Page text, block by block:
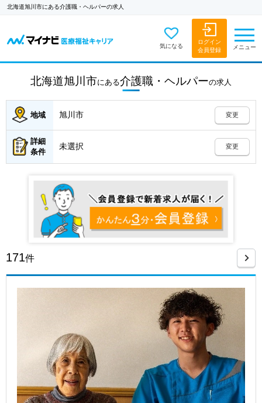
北海道旭川市にある介護職・ヘルパーの求人
気になる
ログイン
会員登録
メニュー
北海道旭川市にある介護職・ヘルパーの求人
地域 旭川市 変更
詳細
条件
未選択 変更
171件